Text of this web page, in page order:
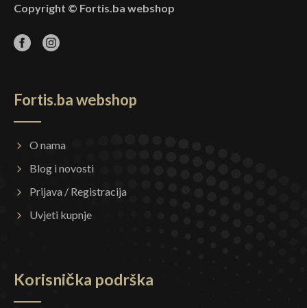
Copyright © Fortis.ba webshop
Fortis.ba webshop
O nama
Blog i novosti
Prijava / Registracija
Uvjeti kupnje
Korisnička podrška